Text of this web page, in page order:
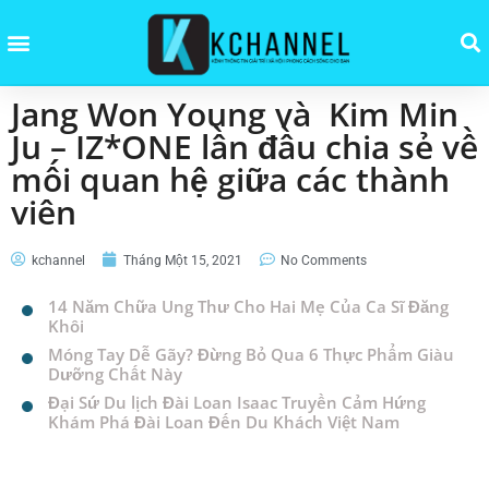
Jang Won Young và Kim Min
Ju – IZ*ONE lần đầu chia sẻ về
mối quan hệ giữa các thành
viên
kchannel Tháng Một 15, 2021 No Comments
14 Năm Chữa Ung Thư Cho Hai Mẹ Của Ca Sĩ Đăng
Khôi
Móng Tay Dễ Gãy? Đừng Bỏ Qua 6 Thực Phẩm Giàu
Dưỡng Chất Này
Đại Sứ Du lịch Đài Loan Isaac Truyền Cảm Hứng
Khám Phá Đài Loan Đến Du Khách Việt Nam